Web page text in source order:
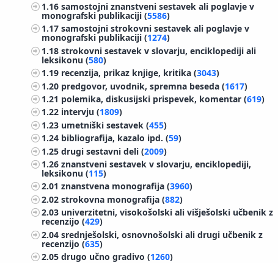
1.16samostojni znanstveni sestavek ali poglavje v
monografski publikaciji (5586)
1.17samostojni strokovni sestavek ali poglavje v
monografski publikaciji (1274)
1.18strokovni sestavek v slovarju, enciklopediji ali
leksikonu (580)
1.19 recenzija, prikaz knjige, kritika (3043)
1.20 predgovor, uvodnik, spremna beseda (1617)
1.21 polemika, diskusijski prispevek, komentar (619)
1.22 intervju (1809)
1.23 umetniški sestavek (455)
1.24 bibliografija, kazalo ipd. (59)
1.25drugi sestavni deli (2009)
1.26znanstveni sestavek v slovarju, enciklopediji,
leksikonu (115)
2.01znanstvena monografija (3960)
2.02strokovna monografija (882)
2.03 univerzitetni, visokošolski ali višješolski učbenik z
recenzijo (429)
2.04srednješolski, osnovnošolski ali drugi učbenik z
recenzijo (635)
2.05drugo učno gradivo (1260)